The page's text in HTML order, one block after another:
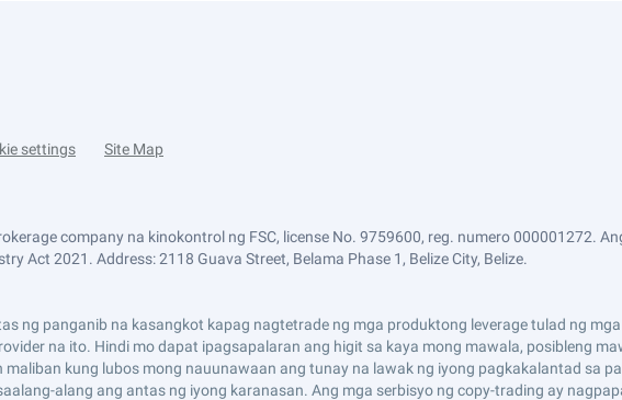
settings Site Map
company na kinokontrol ng FSC, license No. 9759600, reg. numero 000001272.
Act 2021. Address: 2118 Guava Street, Belama Phase 1, Belize City, Belize.
ng panganib na kasangkot kapag nagtetrade ng mga produktong leverage tulad ng
na ito. Hindi mo dapat ipagsapalaran ang higit sa kaya mong mawala, posibleng
kung lubos mong nauunawaan ang tunay na lawak ng iyong pagkakalantad sa
alang ang antas ng iyong karanasan. Ang mga serbisyo ng copy-trading ay